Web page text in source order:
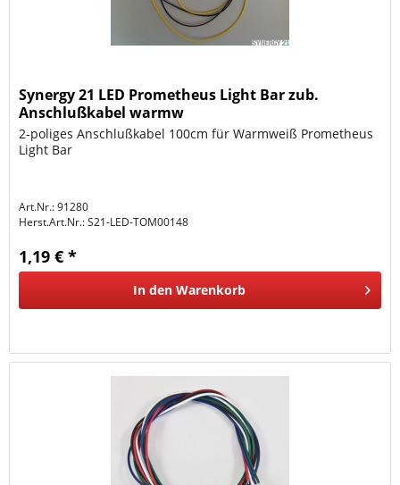
Synergy 21 LED Prometheus Light Bar zub.
Anschlußkabel warmw
2-poliges Anschlußkabel 100cm für Warmweiß Prometheus
Light Bar
Art.Nr.: 91280
Herst.Art.Nr.:S21-LED-TOM00148
1,19 € *
In den Warenkorb